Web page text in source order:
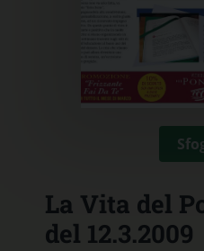
La Vita del
del 12.3.2009